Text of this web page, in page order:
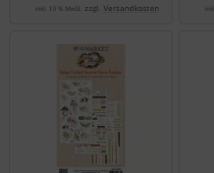
inkl. 19 % MwSt. zzgl. Versandkosten